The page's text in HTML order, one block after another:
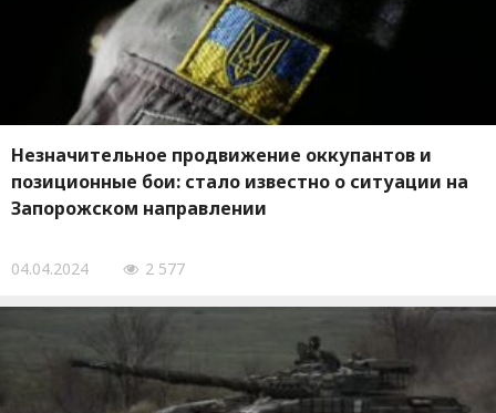
Незначительное продвижение оккупантов и
позиционные бои: стало известно о ситуации на
Запорожском направлении
04.04.2024 2 577